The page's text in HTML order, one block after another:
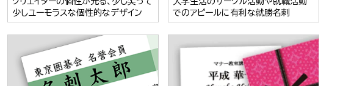
少しユーモラスな個性的なデザイン
でのアピールに有利な就勝名刺